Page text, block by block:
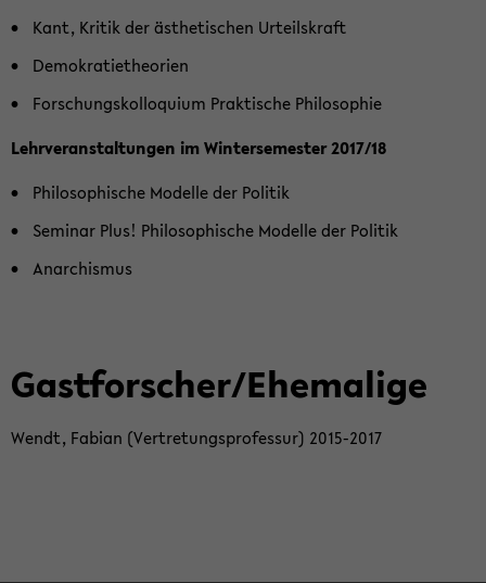
Kant, Kri­tik der äs­the­ti­schen Ur­teils­kraft
De­mo­kra­tie­theo­rien
For­schungs­kol­lo­qui­um Prak­ti­sche Phi­lo­so­phie
Lehr­ver­an­stal­tun­gen im Win­ter­se­mes­ter 2017/18
Phi­lo­so­phi­sche Mo­del­le der Po­li­tik
Se­mi­nar Plus! Phi­lo­so­phi­sche Mo­del­le der Po­li­tik
An­ar­chis­mus
Gast­for­scher/Ehe­ma­li­ge
Wendt, Fa­bi­an (Ver­tre­tungs­pro­fes­sur) 2015-​2017